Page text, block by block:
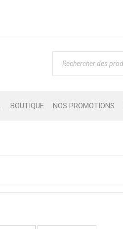
BOUTIQUE NOS PROMOTIONS